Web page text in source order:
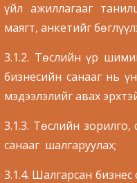
үйл ажиллагааг
маягт, анкетийг
3.1.2. Төслийн үр
бизнесийн санааг нь
мэдээлэлийг авах
3.1.3. Төслийн зорилго,
санааг шалгаруулах;
3.1.4. Шалгарсан